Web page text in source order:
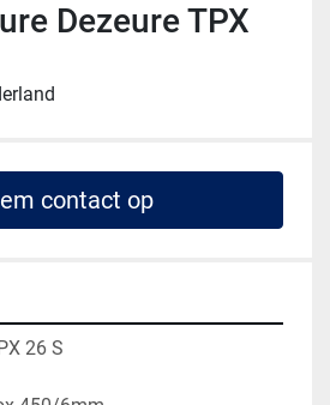
Dezeure TPX
contact op
26 S